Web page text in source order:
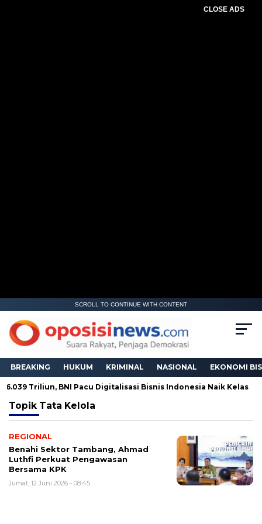
CLOSE ADS
SCROLL TO CONTINUE WITH CONTENT
BREAKING HUKUM KRIMINAL NASIONAL EKONOMI
Triliun, BNI Pacu Digitalisasi Bisnis Indonesia Naik Kelas
Topik Tata Kelola
REGIONAL
Benahi Sektor Tambang, Ahmad
Luthfi Perkuat Pengawasan
Bersama KPK
Jumat, 12 Juni 2026 - 08:45